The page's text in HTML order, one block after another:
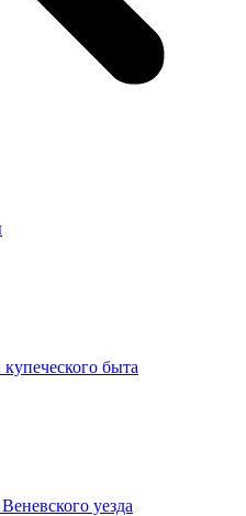
купеческого быта
уезда